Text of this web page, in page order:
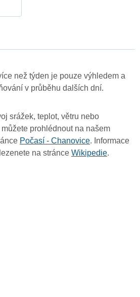
než týden je pouze výhledem a
v průběhu dalších dní.
srážek, teplot, větru nebo
prohlédnout na našem
Počasí - Chanovice. Informace
na stránce Wikipedie.